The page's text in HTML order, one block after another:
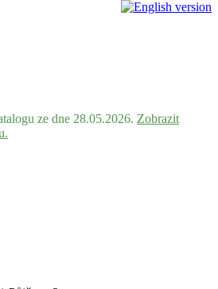
ze dne 28.05.2026. Zobrazit